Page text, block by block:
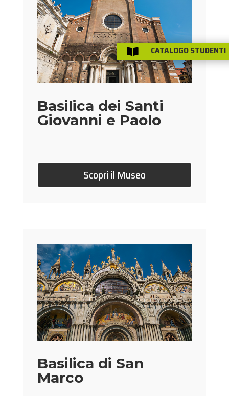
Basilica dei Santi
Giovanni e Paolo
Scopri il Museo
Basilica di San
Marco
 CATALOGO STUDENTI